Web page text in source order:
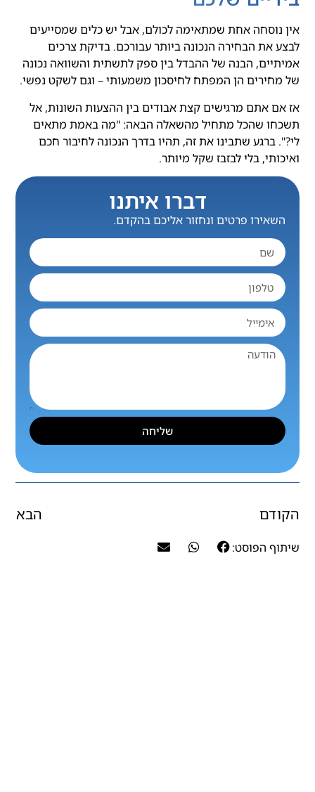
אין נוסחה אחת שמתאימה לכולם, אבל יש כלים שמסייעים
לבצע את הבחירה הנכונה ביותר עבורכם. בדיקת צרכים
אמיתיים, הבנה של ההבדל בין ספק לתשתית והשוואה נכונה
של מחירים הן המפתח לחיסכון משמעותי – וגם לשקט נפשי.
אז אם אתם מרגישים קצת אבודים בין ההצעות השונות, אל
תשכחו שהכל מתחיל מהשאלה הבאה: "מה באמת מתאים
לי?". ברגע שתבינו את זה, תהיו בדרך הנכונה לחיבור חכם
ואיכותי, בלי לבזבז שקל מיותר.
דברו איתנו
השאירו פרטים ונחזור אליכם בהקדם.
שליחה
הקודם הבא
שיתוף הפוסט: